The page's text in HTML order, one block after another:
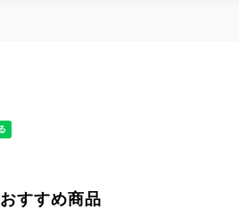
おすすめ商品